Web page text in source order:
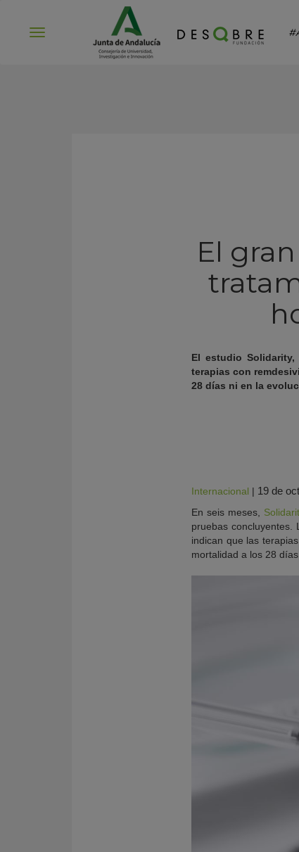
El
El estudio
terapias con
28 días ni en la
Internacional | 19 de
En seis meses,
pruebas concluyentes.
indican que las
mortalidad a los 28